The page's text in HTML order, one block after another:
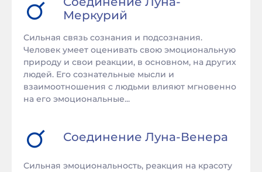
Меркурий
Сильная связь сознания и подсознания.
Человек умеет оценивать свою эмоциональную
природу и свои реакции, в основном, на других
людей. Его сознательные мысли и
взаимоотношения с людьми влияют мгновенно
на его эмоциональные...
Соединение Луна-Венера
Сильная эмоциональность, реакция на красоту